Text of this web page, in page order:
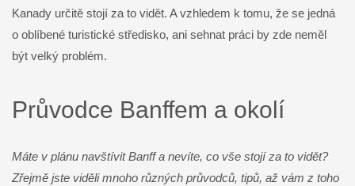
Kanady určitě stojí za to vidět. A vzhledem k tomu, že se jedná
o oblíbené turistické středisko, ani sehnat práci by zde neměl
být velký problém.
Průvodce Banffem a okolí
Máte v plánu navštívit Banff a nevíte, co vše stojí za to vidět?
Zřejmě jste viděli mnoho různých průvodců, tipů, až vám z toho